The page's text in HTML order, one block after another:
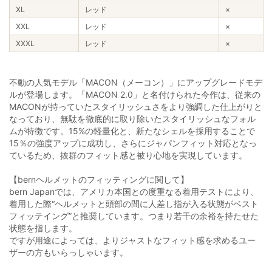
XL
レッド
×
XXL
レッド
×
XXXL
レッド ×
不動の人気モデル「MACON（メーコン）」にアップグレードモデ
ルが登場します。「MACON 2.0」と名付けられた今作は、従来の
MACONが持っていたスタイリッシュさをより強調した仕上がりと
なっており、無駄を徹底的に取り除いたスタイリッシュなフォル
ムが特徴です。15%の軽量化と、新たなシェルを採用することで
15％の強度アップに成功し、さらにジャパンフィット対応となっ
ているため、抜群のフィット感と被り心地を実現しています。
【bernヘルメットのフィッティングに関して】
bern Japanでは、アメリカ本国との度重なる着用テストにより、
着用した際“ヘルメットと頭部の間に人差し指が入る状態がベスト
フィッテイング”と推奨しています。つまり若干の余裕を持たせた
状態を指します。
ですが用途によっては、よりジャストなフィット感を求めるユー
ザーの方もいらっしゃいます。